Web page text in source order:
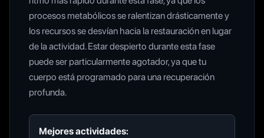
procesos metabólicos se ralentizan drásticamente y
los recursos se desvían hacia la restauración en lugar
de la actividad. Estar despierto durante esta fase
puede ser particularmente agotador, ya que tu
cuerpo está programado para una recuperación
profunda.
Mejores actividades: